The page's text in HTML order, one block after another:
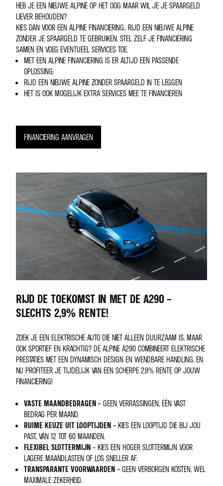
HEB JE EEN NIEUWE ALPINE OP HET OOG MAAR WIL JE JE SPAARGELD
LIEVER BEHOUDEN?
KIES DAN VOOR EEN ALPINE FINANCIERING.. RIJD EEN NIEUWE ALPINE
ZONDER JE SPAARGELD TE GEBRUIKEN. STEL ZELF JE FINANCIERING
SAMEN EN VOEG EVENTUEEL SERVICES TOE.
MET EEN ALPINE FINANCIERING IS ER ALTIJD EEN PASSENDE
OPLOSSING:
RIJD EEN NIEUWE ALPINE ZONDER SPAARGELD IN TE LEGGEN
HET IS OOK MOGELIJK EXTRA SERVICES MEE TE FINANCIEREN
FINANCIERING AANVRAGEN
RIJD DE TOEKOMST IN MET DE A290 –
SLECHTS 2,9% RENTE!
ZOEK JE EEN ELEKTRISCHE AUTO DIE NIET ALLEEN DUURZAAM IS, MAAR
OOK SPORTIEF EN KRACHTIG? DE ALPINE A290 COMBINEERT ELEKTRISCHE
PRESTATIES MET EEN DYNAMISCH DESIGN EN WENDBARE HANDLING. EN
NU PROFITEER JE TIJDELIJK VAN EEN SCHERPE 2,9% RENTE OP JOUW
FINANCIERING!
VASTE MAANDBEDRAGEN – GEEN VERRASSINGEN, ÉÉN VAST
BEDRAG PER MAAND.
RUIME KEUZE UIT LOOPTIJDEN – KIES EEN LOOPTIJD DIE BIJ JOU
PAST, VAN 12 TOT 60 MAANDEN.
FLEXIBEL SLOTTERMIJN – KIES EEN HOGER SLOTTERMIJN VOOR
LAGERE MAANDLASTEN OF LOS SNELLER AF.
TRANSPARANTE VOORWAARDEN – GEEN VERBORGEN KOSTEN, WEL
MAXIMALE ZEKERHEID.